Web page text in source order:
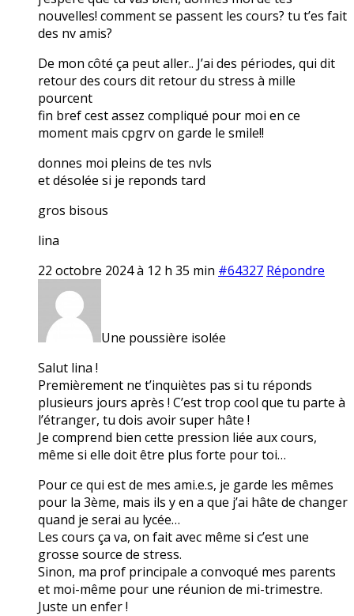
nouvelles! comment se passent les cours? tu t’es fait
des nv amis?
De mon côté ça peut aller.. J’ai des périodes, qui dit
retour des cours dit retour du stress à mille
pourcent
fin bref cest assez compliqué pour moi en ce
moment mais cpgrv on garde le smile!!
donnes moi pleins de tes nvls
et désolée si je reponds tard
gros bisous
lina
22 octobre 2024 à 12 h 35 min #64327 Répondre
Une poussière isolée
Salut lina !
Premièrement ne t’inquiètes pas si tu réponds
plusieurs jours après ! C’est trop cool que tu parte à
l’étranger, tu dois avoir super hâte !
Je comprend bien cette pression liée aux cours,
même si elle doit être plus forte pour toi…
Pour ce qui est de mes ami.e.s, je garde les mêmes
pour la 3ème, mais ils y en a que j’ai hâte de changer
quand je serai au lycée…
Les cours ça va, on fait avec même si c’est une
grosse source de stress.
Sinon, ma prof principale a convoqué mes parents
et moi-même pour une réunion de mi-trimestre.
Juste un enfer !